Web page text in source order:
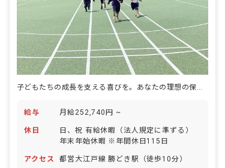
給与 月給252,740円 ~
休日
日、祝 有給休暇（法人規定に準ずる）
年末年始休暇 ※年間休日115日
アクセス 都営大江戸線 勝どき駅（徒歩10分）